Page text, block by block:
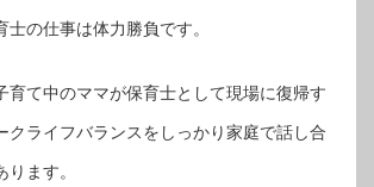
士の仕事は体力勝負です。
育て中のママが保育士として現場に復帰す
クライフバランスをしっかり家庭で話し合
ます。